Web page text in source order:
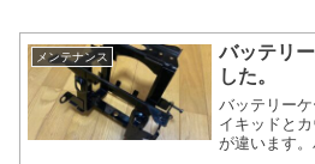
メンテナンス
バッテリ
した。
バッテリー
イキッドと
が違います